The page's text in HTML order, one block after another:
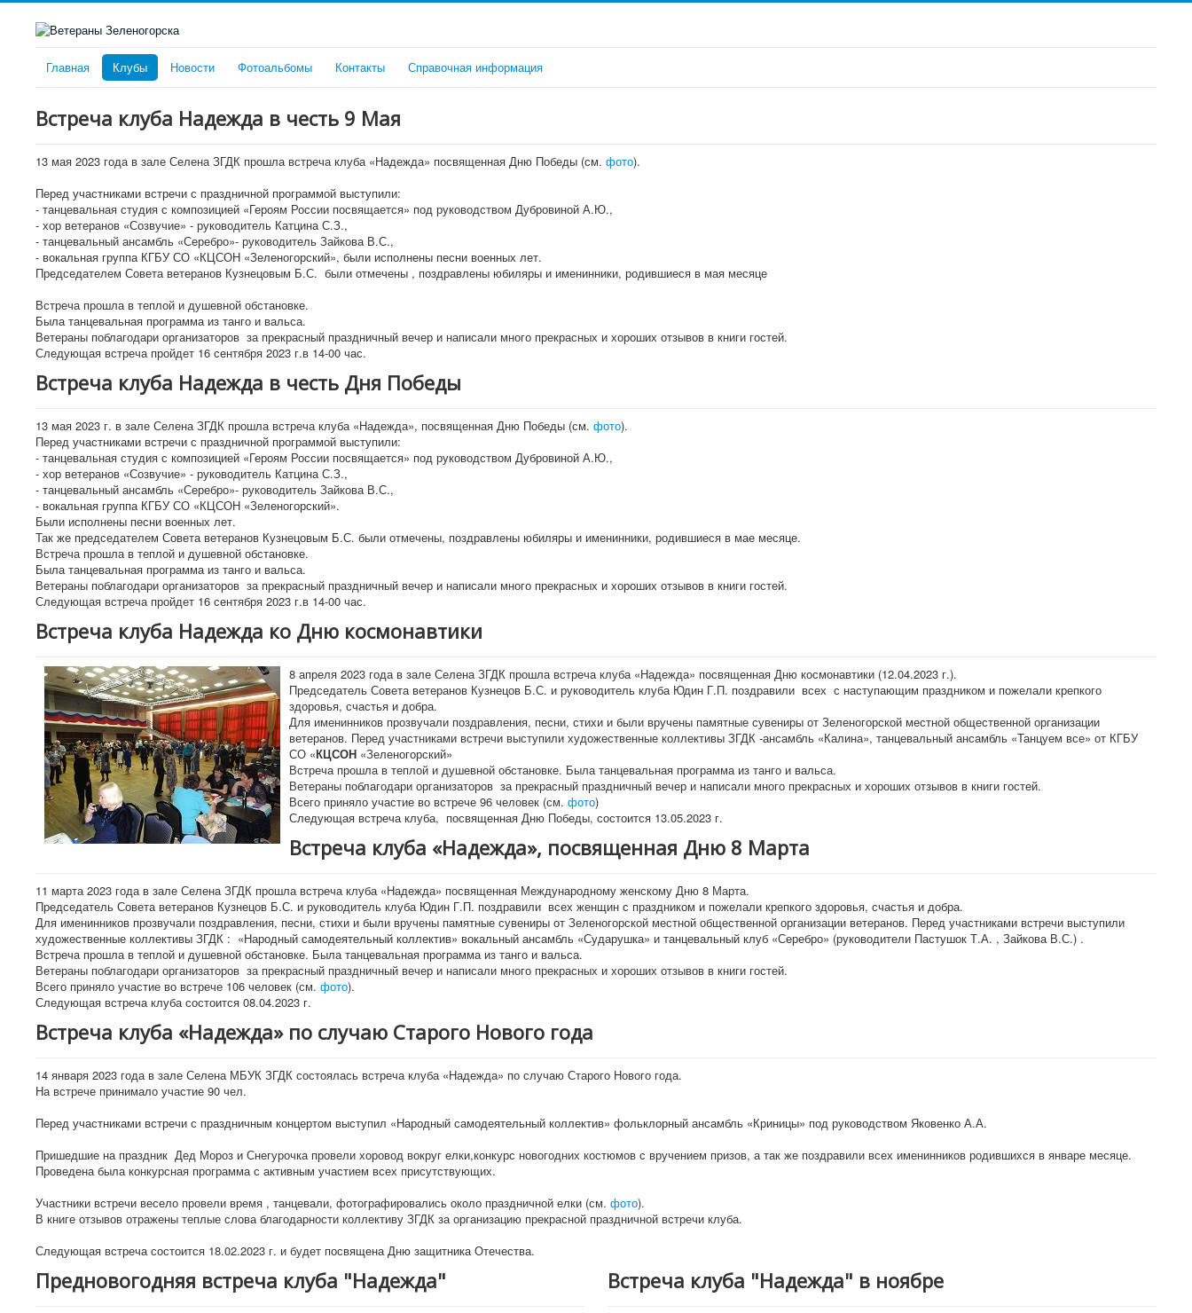
Главная Клубы Новости Фотоальбомы Контакты Справочная информация
Встреча клуба Надежда в честь 9 Мая
13 мая 2023 года в зале Селена ЗГДК прошла встреча клуба «Надежда» посвященная Дню Победы (см. фото).
Перед участниками встречи с праздничной программой выступили:
- танцевальная студия с композицией «Героям России посвящается» под руководством Дубровиной А.Ю.,
- хор ветеранов «Созвучие» - руководитель Катцина С.З.,
- танцевальный ансамбль «Серебро»- руководитель Зайкова В.С.,
- вокальная группа КГБУ СО «КЦСОН «Зеленогорский», были исполнены песни военных лет.
Председателем Совета ветеранов Кузнецовым Б.С. были отмечены , поздравлены юбиляры и именинники, родившиеся в мая месяце
Встреча прошла в теплой и душевной обстановке.
Была танцевальная программа из танго и вальса.
Ветераны поблагодари организаторов за прекрасный праздничный вечер и написали много прекрасных и хороших отзывов в книги гостей.
Следующая встреча пройдет 16 сентября 2023 г.в 14-00 час.
Встреча клуба Надежда в честь Дня Победы
13 мая 2023 г. в зале Селена ЗГДК прошла встреча клуба «Надежда», посвященная Дню Победы (см. фото).
Перед участниками встречи с праздничной программой выступили:
- танцевальная студия с композицией «Героям России посвящается» под руководством Дубровиной А.Ю.,
- хор ветеранов «Созвучие» - руководитель Катцина С.З.,
- танцевальный ансамбль «Серебро»- руководитель Зайкова В.С.,
- вокальная группа КГБУ СО «КЦСОН «Зеленогорский».
Были исполнены песни военных лет.
Так же председателем Совета ветеранов Кузнецовым Б.С. были отмечены, поздравлены юбиляры и именинники, родившиеся в мае месяце.
Встреча прошла в теплой и душевной обстановке.
Была танцевальная программа из танго и вальса.
Ветераны поблагодари организаторов за прекрасный праздничный вечер и написали много прекрасных и хороших отзывов в книги гостей.
Следующая встреча пройдет 16 сентября 2023 г.в 14-00 час.
Встреча клуба Надежда ко Дню космонавтики
8 апреля 2023 года в зале Селена ЗГДК прошла встреча клуба «Надежда» посвященная Дню космонавтики (12.04.2023 г.).
Председатель Совета ветеранов Кузнецов Б.С. и руководитель клуба Юдин Г.П. поздравили всех с наступающим праздником и пожелали крепкого
здоровья, счастья и добра.
Для именинников прозвучали поздравления, песни, стихи и были вручены памятные сувениры от Зеленогорской местной общественной организации
ветеранов. Перед участниками встречи выступили художественные коллективы ЗГДК -ансамбль «Калина», танцевальный ансамбль «Танцуем все» от КГБУ
СО «КЦСОН «Зеленогорский»
Встреча прошла в теплой и душевной обстановке. Была танцевальная программа из танго и вальса.
Ветераны поблагодари организаторов за прекрасный праздничный вечер и написали много прекрасных и хороших отзывов в книги гостей.
Всего приняло участие во встрече 96 человек (см. фото)
Следующая встреча клуба, посвященная Дню Победы, состоится 13.05.2023 г.
Встреча клуба «Надежда», посвященная Дню 8 Марта
11 марта 2023 года в зале Селена ЗГДК прошла встреча клуба «Надежда» посвященная Международному женскому Дню 8 Марта.
Председатель Совета ветеранов Кузнецов Б.С. и руководитель клуба Юдин Г.П. поздравили всех женщин с праздником и пожелали крепкого здоровья, счастья и добра.
Для именинников прозвучали поздравления, песни, стихи и были вручены памятные сувениры от Зеленогорской местной общественной организации ветеранов. Перед участниками встречи выступили
художественные коллективы ЗГДК : «Народный самодеятельный коллектив» вокальный ансамбль «Сударушка» и танцевальный клуб «Серебро» (руководители Пастушок Т.А. , Зайкова В.С.) .
Встреча прошла в теплой и душевной обстановке. Была танцевальная программа из танго и вальса.
Ветераны поблагодари организаторов за прекрасный праздничный вечер и написали много прекрасных и хороших отзывов в книги гостей.
Всего приняло участие во встрече 106 человек (см. фото).
Следующая встреча клуба состоится 08.04.2023 г.
Встреча клуба «Надежда» по случаю Старого Нового года
14 января 2023 года в зале Селена МБУК ЗГДК состоялась встреча клуба «Надежда» по случаю Старого Нового года.
На встрече принимало участие 90 чел.
Перед участниками встречи с праздничным концертом выступил «Народный самодеятельный коллектив» фольклорный ансамбль «Криницы» под руководством Яковенко А.А.
Пришедшие на праздник Дед Мороз и Снегурочка провели хоровод вокруг елки,конкурс новогодних костюмов с вручением призов, а так же поздравили всех именинников родившихся в январе месяце.
Проведена была конкурсная программа с активным участием всех присутствующих.
Участники встречи весело провели время , танцевали, фотографировались около праздничной елки (см. фото).
В книге отзывов отражены теплые слова благодарности коллективу ЗГДК за организацию прекрасной праздничной встречи клуба.
Следующая встреча состоится 18.02.2023 г. и будет посвящена Дню защитника Отечества.
Предновогодняя встреча клуба "Надежда" Встреча клуба "Надежда" в ноябре